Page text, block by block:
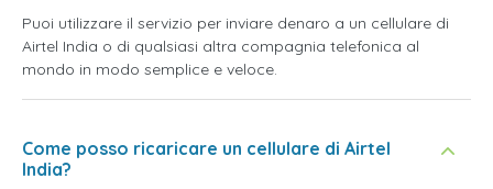
Puoi utilizzare il servizio per inviare denaro a un cellulare di
Airtel India o di qualsiasi altra compagnia telefonica al
mondo in modo semplice e veloce.
Come posso ricaricare un cellulare di Airtel
India?